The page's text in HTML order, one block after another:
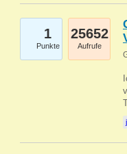
1
Punkte
25652
Aufrufe